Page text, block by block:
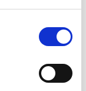
kwasów EPA i